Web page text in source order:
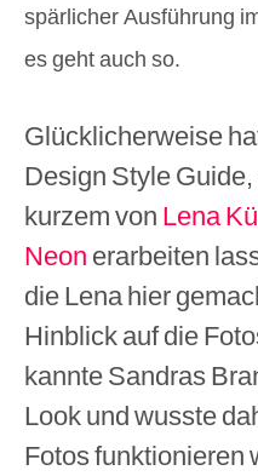
spärlicher Ausführung
es geht auch so.
Glücklicherweise
Design Style
kurzem von Lena
Neon erarbeiten
die Lena hier
Hinblick auf die
kannte Sandras
Look und wusste
Fotos funktionieren